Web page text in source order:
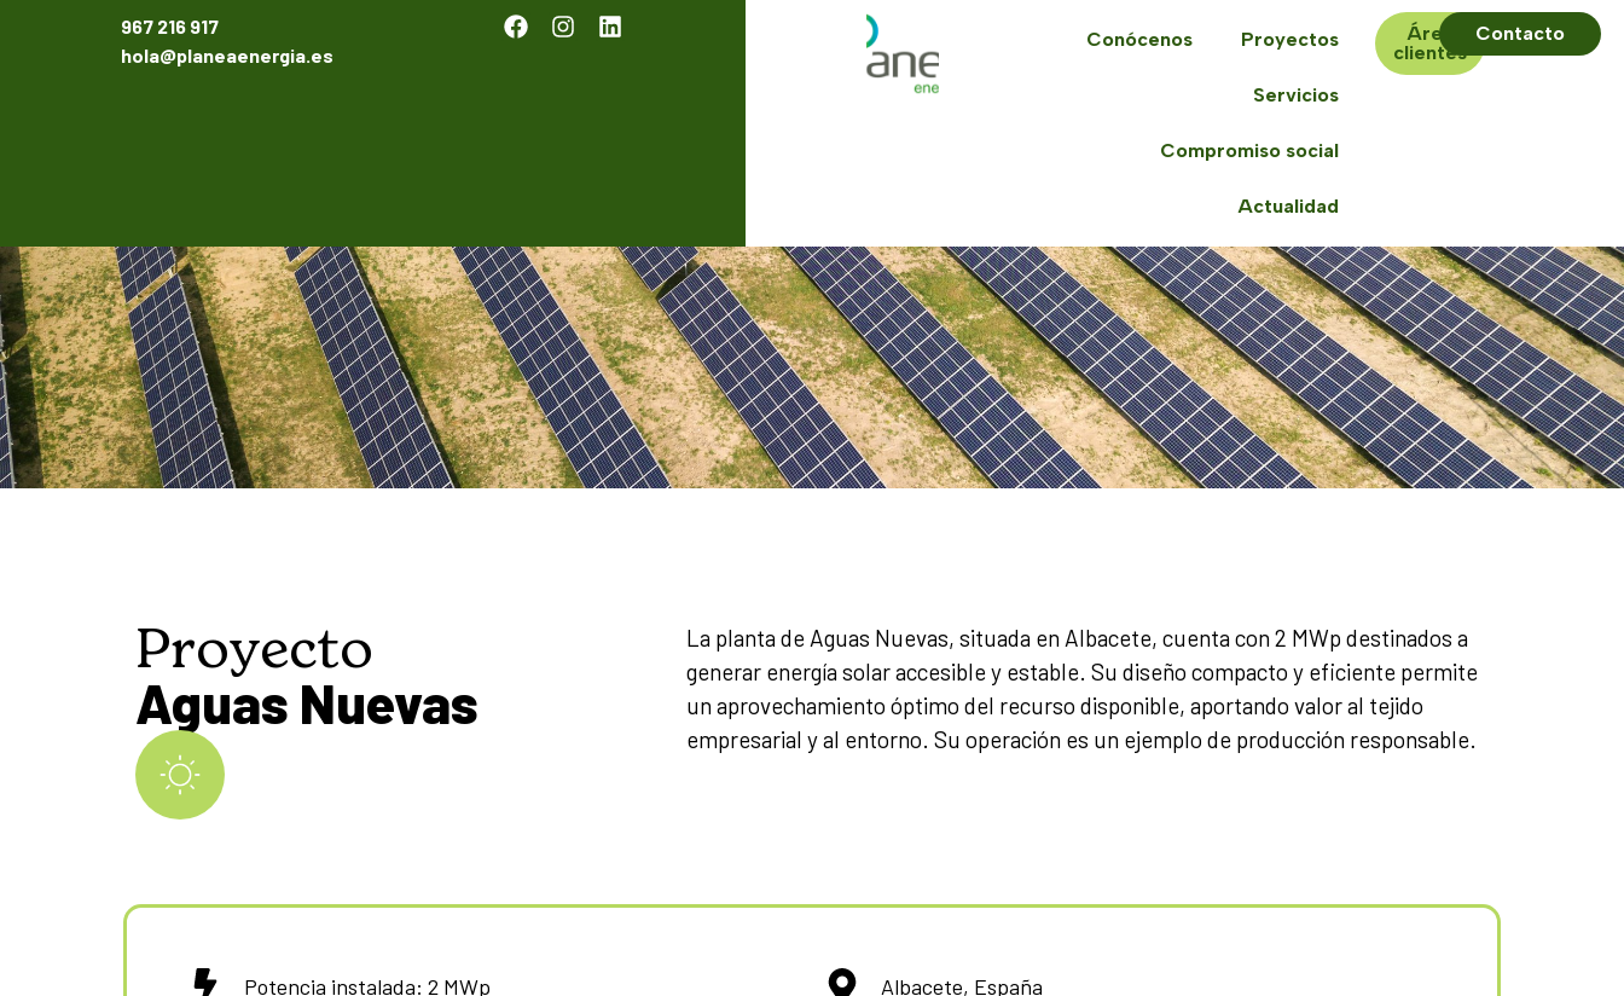
Conócenos Proyectos
Servicios
Compromiso social
Actualidad
967 216 917
hola@planeaenergia.es
Área
clientes
Contacto
Proyecto
Aguas Nuevas
La planta de Aguas Nuevas, situada en Albacete, cuenta con 2 MWp destinados a
generar energía solar accesible y estable. Su diseño compacto y eficiente permite
un aprovechamiento óptimo del recurso disponible, aportando valor al tejido
empresarial y al entorno. Su operación es un ejemplo de producción responsable.
Potencia instalada: 2 MWp Albacete, España